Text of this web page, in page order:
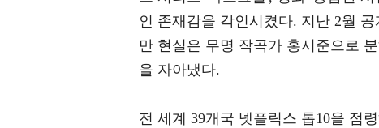
인 존재감을 각인시켰다. 지난 2월
만 현실은 무명 작곡가 홍시준으로
을 자아냈다.
전 세계 39개국 넷플릭스 톱10을 점